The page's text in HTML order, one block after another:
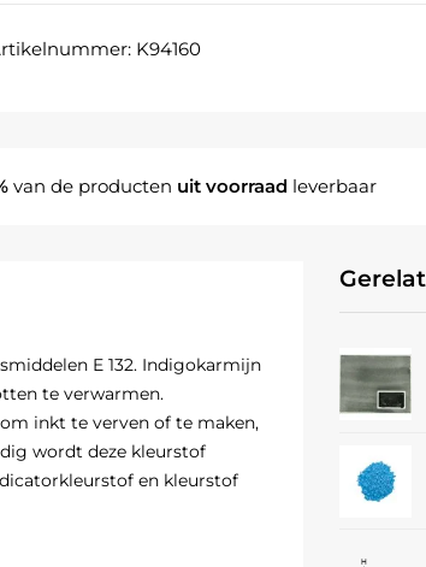
K94160
van de producten uit voorraad leverbaar
E 132. Indigokarmijn
te verwarmen.
inkt te verven of te maken,
wordt deze kleurstof
en kleurstof